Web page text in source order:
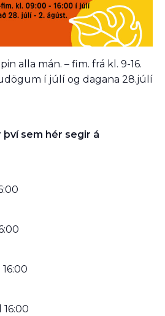
alla mán. – fim. frá kl. 9-16.
í júlí og dagana 28.júlí
sem hér segir á